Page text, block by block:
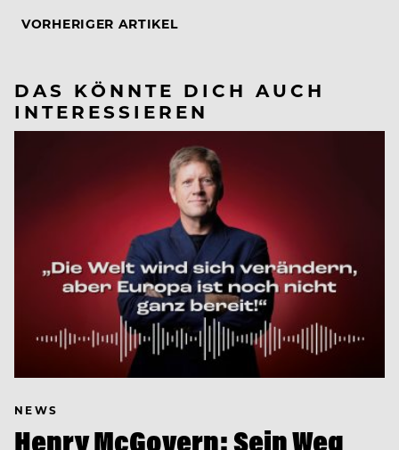
VORHERIGER ARTIKEL
DAS KÖNNTE DICH AUCH
INTERESSIEREN
NEWS
Henry McGovern: Sein Weg